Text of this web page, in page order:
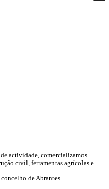
de actividade, comercializamos
civil, ferramentas agrícolas e
de Abrantes.